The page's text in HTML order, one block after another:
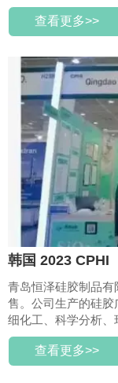
查看更多>>
韩国 2023 CPHI
青岛恒泽硅胶制品
售。公司生产的硅
细化工、科学分析、
品包括柱层析硅胶
来参加 CPHI
查看更多>>